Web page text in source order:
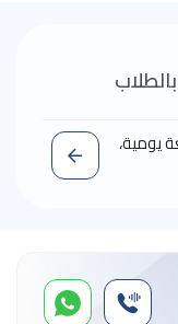
يومية،